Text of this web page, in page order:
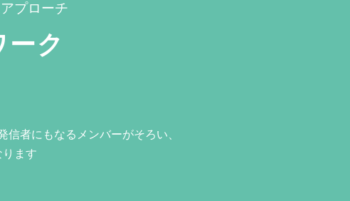
プローチ
ク
者にもなるメンバーがそろい、
ます